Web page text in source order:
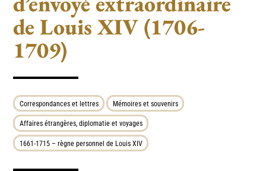
de Louis XIV (1706-
1709)
Correspondances et lettres Mémoires et souvenirs
Affaires étrangères, diplomatie et voyages
1661-1715 – règne personnel de Louis XIV